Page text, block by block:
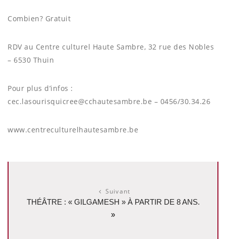
Combien? Gratuit
RDV au Centre culturel Haute Sambre, 32 rue des Nobles
– 6530 Thuin
Pour plus d’infos :
cec.lasourisquicree@cchautesambre.be – 0456/30.34.26
www.centreculturelhautesambre.be
Suivant
THÉÂTRE : « GILGAMESH » À PARTIR DE 8 ANS.
»